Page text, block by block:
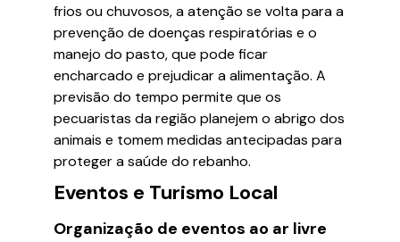
frios ou chuvosos, a atenção se volta para a
prevenção de doenças respiratórias e o
manejo do pasto, que pode ficar
encharcado e prejudicar a alimentação. A
previsão do tempo permite que os
pecuaristas da região planejem o abrigo dos
animais e tomem medidas antecipadas para
proteger a saúde do rebanho.
Eventos e Turismo Local
Organização de eventos ao ar livre